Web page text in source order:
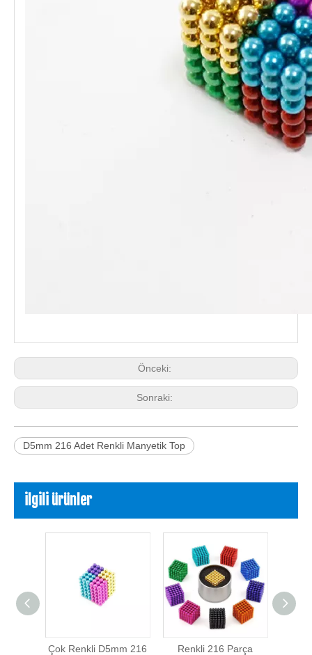
Önceki:
Sonraki:
D5mm 216 Adet Renkli Manyetik Top
ilgili ürünler
Çok Renkli D5mm 216
Renkli 216 Parça